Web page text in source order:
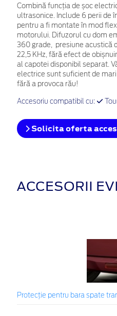
Combină funcția de șoc
ultrasonice. Include 6 perii de
pentru a fi montate în mod
motorului. Difuzorul cu dom
360 grade, presiune acustică
22,5 KHz, fără efect de
al capotei disponibil separat.
electrice sunt suficient de
fără a provoca rău!
Accesoriu compatibil cu:
Solicita oferta
ACCESORII
Protecţie pentru bara spate